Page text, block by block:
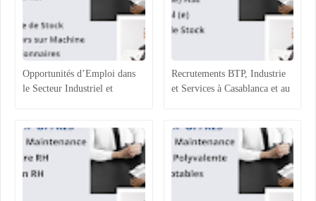
Opportunités d’Emploi dans
le Secteur Industriel et
Casablanca et Hassi Ameur
Recrutements BTP, Industrie
et Services à Casablanca et au